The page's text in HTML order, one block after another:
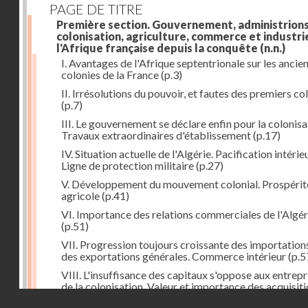
PAGE DE TITRE
Première section. Gouvernement,
colonisation, agriculture, commerce et
l'Afrique française depuis la conquête (n.n.)
I. Avantages de l'Afrique septentrionale sur les
colonies de la France(p.3)
II. Irrésolutions du pouvoir, et fautes des premiers
(p.7)
III. Le gouvernement se déclare enfin pour la
Travaux extraordinaires d'établissement(p.17)
IV. Situation actuelle de l'Algérie. Pacification
Ligne de protection militaire(p.27)
V. Développement du mouvement colonial.
agricole(p.41)
VI. Importance des relations commerciales de
(p.51)
VII. Progression toujours croissante des
des exportations générales. Commerce intérieur
VIII. L'insuffisance des capitaux s'oppose aux
de la colonisation. Valeur et importance des